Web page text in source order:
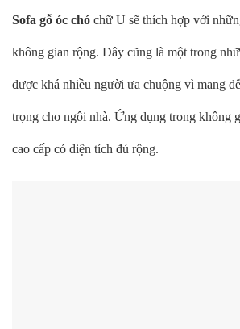
Sofa gỗ óc chó chữ U sẽ thích hợp với
không gian rộng. Đây cũng là một trong
được khá nhiều người ưa chuộng vì mang
trọng cho ngôi nhà. Ứng dụng trong không
cao cấp có diện tích đủ rộng.